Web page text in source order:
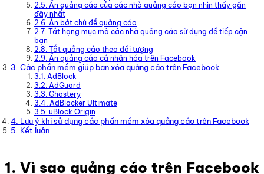
2.5. Ẩn quảng cáo của các nhà quảng cáo bạn nhìn thấy gần
đây nhất
2.6. Ẩn bớt chủ đề quảng cáo
2.7. Tắt hạng mục mà các nhà quảng cáo sử dụng để tiếp cận
bạn
2.8. Tắt quảng cáo theo đối tượng
2.9. Ẩn quảng cáo cá nhân hóa trên Facebook
3. Các phần mềm giúp bạn xóa quảng cáo trên Facebook
3.1. AdBlock
3.2. AdGuard
3.3. Ghostery
3.4. AdBlocker Ultimate
3.5. uBlock Origin
4. Lưu ý khi sử dụng các phần mềm xóa quảng cáo trên Facebook
5. Kết luận
1. Vì sao quảng cáo trên Facebook